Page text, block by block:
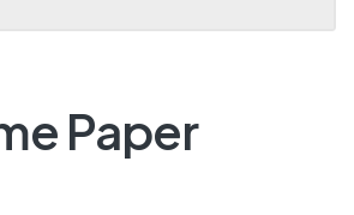
Paper